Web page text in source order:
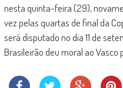
nesta quinta-feira (29),
vez pelas quartas de final da
será disputado no dia 11 de
Brasileirão deu moral ao Vasco